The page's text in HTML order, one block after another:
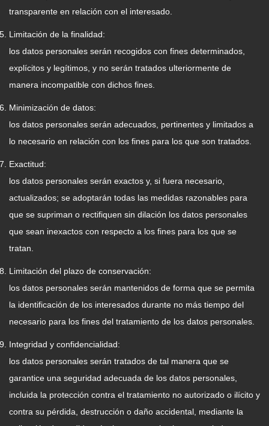
transparente en relación con el interesado.
Limitación de la finalidad:
los datos personales serán recogidos con fines determinados,
explícitos y legítimos, y no serán tratados ulteriormente de
manera incompatible con dichos fines.
Minimización de datos:
los datos personales serán adecuados, pertinentes y limitados a
lo necesario en relación con los fines para los que son tratados.
Exactitud:
los datos personales serán exactos y, si fuera necesario,
actualizados; se adoptarán todas las medidas razonables para
que se supriman o rectifiquen sin dilación los datos personales
que sean inexactos con respecto a los fines para los que se
tratan.
Limitación del plazo de conservación:
los datos personales serán mantenidos de forma que se permita
la identificación de los interesados durante no más tiempo del
necesario para los fines del tratamiento de los datos personales.
Integridad y confidencialidad:
los datos personales serán tratados de tal manera que se
garantice una seguridad adecuada de los datos personales,
incluida la protección contra el tratamiento no autorizado o ilícito y
contra su pérdida, destrucción o daño accidental, mediante la